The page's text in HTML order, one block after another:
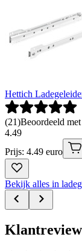
Hettich
(21)Beoordeeld
4.49
Prijs: 4.49 euro
Bekijk alles in